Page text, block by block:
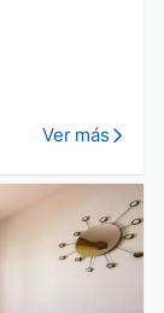
Ver más